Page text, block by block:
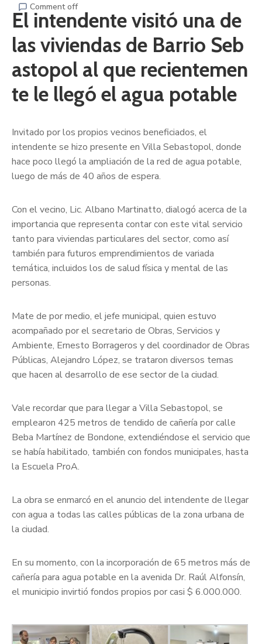
Comment off
El intendente visitó una de
las viviendas de Barrio Seb
astopol al que recientemen
te le llegó el agua potable
Invitado por los propios vecinos beneficiados, el
intendente se hizo presente en Villa Sebastopol, donde
hace poco llegó la ampliación de la red de agua potable,
luego de más de 40 años de espera.
Con el vecino, Lic. Albano Martinatto, dialogó acerca de la
importancia que representa contar con este vital servicio
tanto para viviendas particulares del sector, como así
también para futuros emprendimientos de variada
temática, incluidos los de salud física y mental de las
personas.
Mate de por medio, el jefe municipal, quien estuvo
acompañado por el secretario de Obras, Servicios y
Ambiente, Ernesto Borrageros y del coordinador de Obras
Públicas, Alejandro López, se trataron diversos temas
que hacen al desarrollo de ese sector de la ciudad.
Vale recordar que para llegar a Villa Sebastopol, se
emplearon 425 metros de tendido de cañería por calle
Beba Martínez de Bondone, extendiéndose el servicio que
se había habilitado, también con fondos municipales, hasta
la Escuela ProA.
La obra se enmarcó en el anuncio del intendente de llegar
con agua a todas las calles públicas de la zona urbana de
la ciudad.
En su momento, con la incorporación de 65 metros más de
cañería para agua potable en la avenida Dr. Raúl Alfonsín,
el municipio invirtió fondos propios por casi $ 6.000.000.